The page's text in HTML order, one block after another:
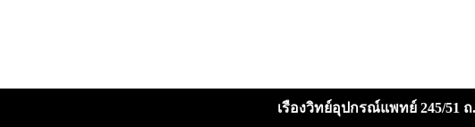
เรืองวิทย์อุปกรณ์แพทย์ 245/51 ถ.